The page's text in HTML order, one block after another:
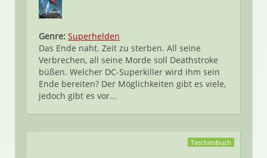
Genre: Superhelden
Das Ende naht. Zeit zu sterben. All seine
Verbrechen, all seine Morde soll Deathstroke
büßen. Welcher DC-Superkiller wird ihm sein
Ende bereiten? Der Möglichkeiten gibt es viele,
jedoch gibt es vor...
Taschenbuch